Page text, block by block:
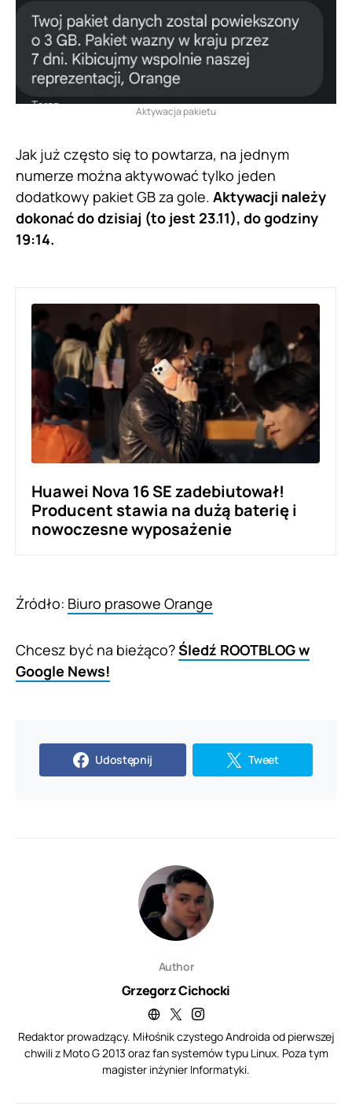
Aktywacja pakietu
Jak już często się to powtarza, na jednym
numerze można aktywować tylko jeden
dodatkowy pakiet GB za gole. Aktywacji należy
dokonać do dzisiaj (to jest 23.11), do godziny
19:14.
Huawei Nova 16 SE zadebiutował!
Producent stawia na dużą baterię i
nowoczesne wyposażenie
Źródło: Biuro prasowe Orange
Chcesz być na bieżąco?Śledź ROOTBLOG w
Google News!
Udostępnij Tweet
Author
Grzegorz Cichocki
Redaktor prowadzący. Miłośnik czystego Androida od pierwszej
chwili z Moto G 2013 oraz fan systemów typu Linux. Poza tym
magister inżynier Informatyki.